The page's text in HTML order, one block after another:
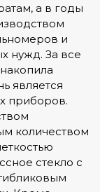
а в годы
и
нужд. За все
является
приборов.
количеством
стекло с